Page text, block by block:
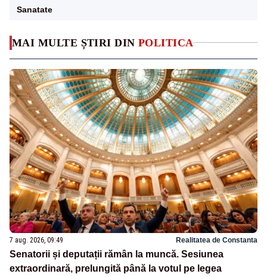
MAI MULTE ȘTIRI DIN POLITICA
7 aug. 2026, 09:49 Realitatea de Constanta
Senatorii și deputații rămân la muncă. Sesiunea
extraordinară, prelungită până la votul pe legea
Sanatate